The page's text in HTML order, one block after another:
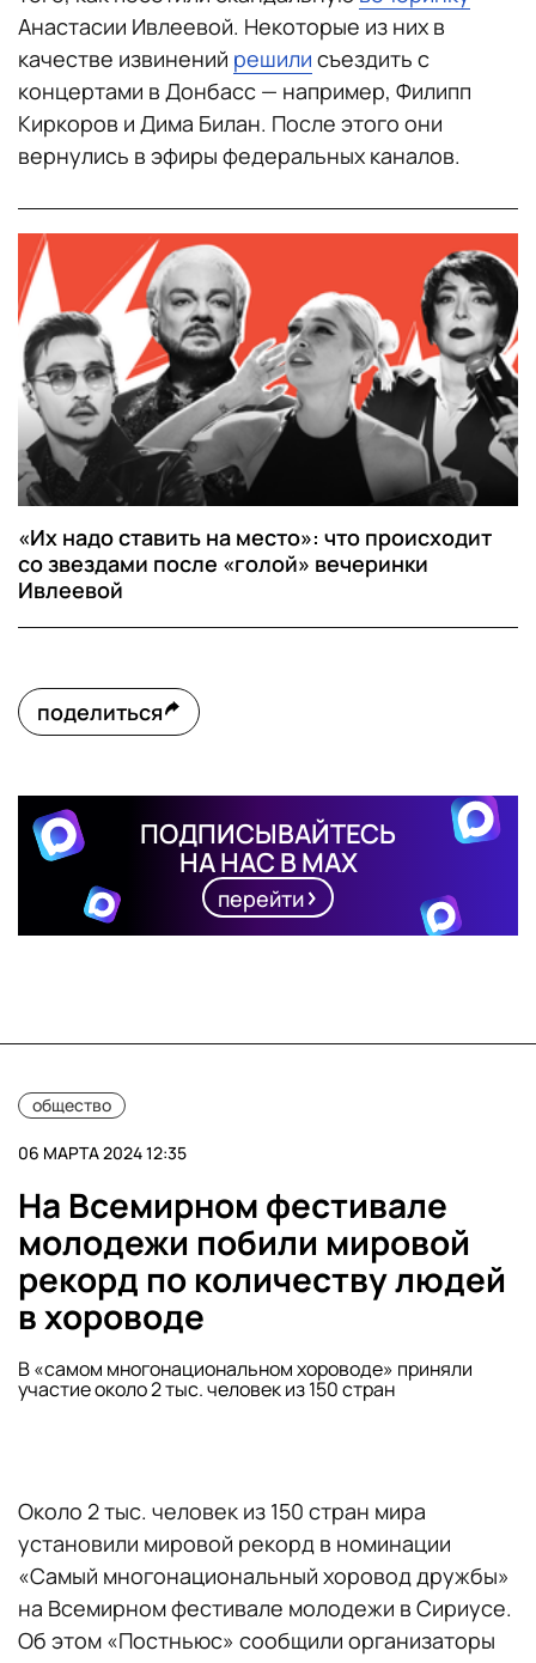
Анастасии Ивлеевой. Некоторые из них в
качестве извинений решили съездить с
концертами в Донбасс — например, Филипп
Киркоров и Дима Билан. После этого они
вернулись в эфиры федеральных каналов.
«Их надо ставить на место»: что происходит
со звездами после «голой» вечеринки
Ивлеевой
поделиться
ПОДПИСЫВАЙТЕСЬ
НА НАС В MAX
перейти
общество
06 МАРТА 2024 12:35
На Всемирном фестивале
молодежи побили мировой
рекорд по количеству людей
в хороводе
В «самом многонациональном хороводе» приняли
участие около 2 тыс. человек из 150 стран
Около 2 тыс. человек из 150 стран мира
установили мировой рекорд в номинации
«Самый многонациональный хоровод дружбы»
на Всемирном фестивале молодежи в Сириусе.
Об этом «Постньюс» сообщили организаторы